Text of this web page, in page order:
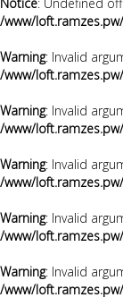
/www/
Warning: Invalid
/www/
Warning: Invalid
/www/
Warning: Invalid
/www/
Warning: Invalid
/www/
Warning: Invalid
/www/